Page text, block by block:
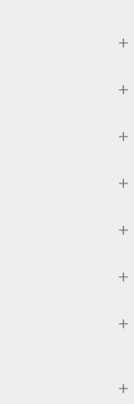
+
+
+
+
+
+
+
+